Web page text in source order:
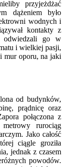
przyjeżdżać
dążeniem było
wodnych i
kontakty z
odwiedzali go w
i wielkiej pasji,
mur oporu, na jaki
od budynków,
prądnicę oraz
połączona z
rurociąg
Jako całość
ciągle groziła
jednak z czasem
powodów.